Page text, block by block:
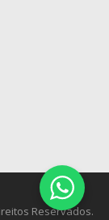
Reservados.